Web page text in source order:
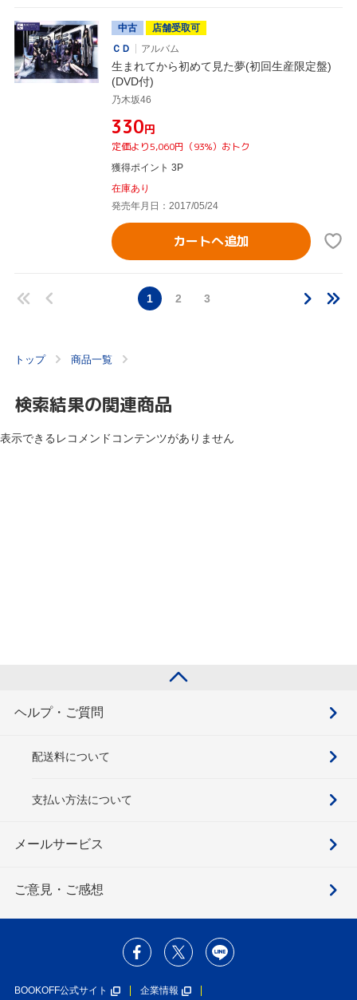
中古
店舗受取可
ＣＤ
アルバム
生まれてから初めて見た夢(初回生産限定盤)
(DVD付)
乃木坂46
¥330円
定価より5,060円（93%）おトク
獲得ポイント 3P
在庫あり
発売年月日：2017/05/24
カートへ追加
1 2 3
トップ 商品一覧
検索結果の関連商品
表示できるレコメンドコンテンツがありません
ヘルプ・ご質問
配送料について
支払い方法について
メールサービス
ご意見・ご感想
BOOKOFF公式サイト 企業情報